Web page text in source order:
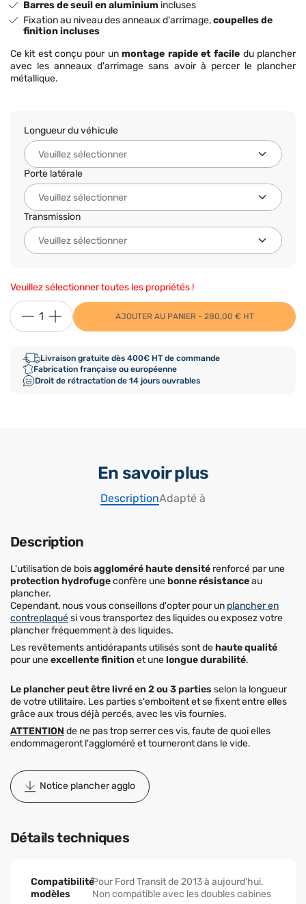
Barres de seuil en aluminium incluses
Fixation au niveau des anneaux d'arrimage,coupelles de
finition incluses
Ce kit est conçu pour unmontage rapide et facile du plancher
avec les anneaux d'arrimage sans avoir à percer le plancher
métallique.
Longueur du véhicule
Porte latérale
Transmission
Veuillez sélectionner toutes les propriétés !
AJOUTER AU PANIER - 280,00 € HT
Livraison gratuite dès 400€ HT de commande
Fabrication française ou européenne
Droit de rétractation de 14 jours ouvrables
En savoir plus
DescriptionAdapté à
Description
L'utilisation de boisaggloméré haute densité renforcé par une
protection hydrofugeconfère unebonnerésistanceau
plancher.
Cependant, nous vous conseillons d'opter pour un plancher en
contreplaquési vous transportez des liquides ou exposez votre
plancher fréquemment à des liquides.
Les revêtements antidérapants utilisés sont dehaute qualité
pour uneexcellente finition et unelongue durabilité.
Le plancher peut être livré en 2 ou 3 parties selon la longueur
de votre utilitaire. Les parties s'emboitent et se fixent entre elles
grâce aux trous déjà percés, avec les vis fournies.
ATTENTION de ne pas trop serrer ces vis, faute de quoi elles
endommageront l'aggloméré et tourneront dans le vide.
Notice plancher agglo
Détails techniques
Compatibilité
modèles
Pour Ford Transit de 2013 à aujourd'hui.
Non compatible avec les doubles cabines